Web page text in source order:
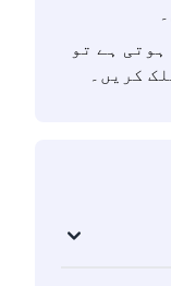
ہوتی ہے تو